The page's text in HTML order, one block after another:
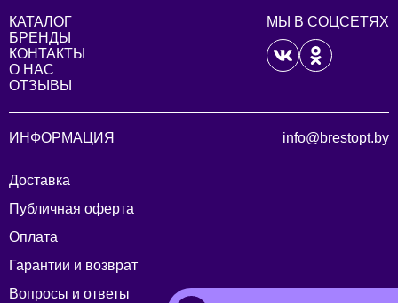
КАТАЛОГ
БРЕНДЫ
КОНТАКТЫ
О НАС
ОТЗЫВЫ
МЫ В СОЦСЕТЯХ
ИНФОРМАЦИЯ
Доставка
Публичная оферта
Оплата
Гарантии и возврат
Вопросы и ответы
info@brestopt.by